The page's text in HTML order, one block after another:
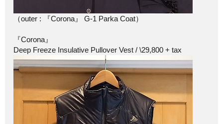
（outer : 『Corona』 G-1 Parka Coat）
『Corona』
Deep Freeze Insulative Pullover Vest / \29,800 + tax